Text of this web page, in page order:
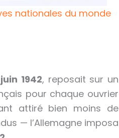
nationales du monde
juin 1942, reposait sur un
pour chaque ouvrier
attiré bien moins de
— l’Allemagne imposa